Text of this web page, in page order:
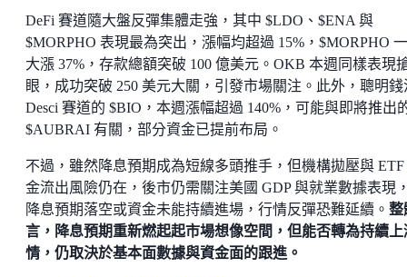
DeFi 賽道隨大盤反彈集體走強，其中 $LDO、$ENA 與
$MORPHO 表現最為突出，漲幅均超過 15%，$MORPHO
大漲 37%，存款總額突破 100 億美元。OKB 本週同樣表現
眼，成功突破 250 美元大關，引發市場關注。此外，聰明錢
Desci 賽道的 $BIO，本週漲幅超過 140%，可能與即將推出
$AUBRAI 有關，部分資金已提前布局。
不過，雖然降息預期成為短線多頭推手，但機構拋壓與 ETF
金流出風險仍在，後市仍需關注美國 GDP 與就業數據表現
降息預期落空或資金未能持續進場，行情反彈恐難延續。 整
言，降息預期重新燃起起市場想像空間，但能否轉為持續上
情，仍取決於基本面數據與資金面的跟進。